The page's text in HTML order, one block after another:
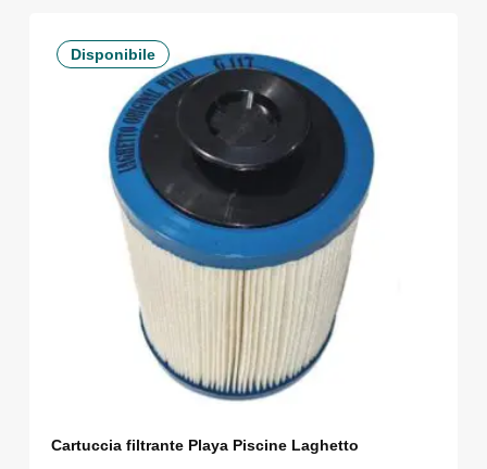
Disponibile
Cartuccia filtrante Playa Piscine Laghetto